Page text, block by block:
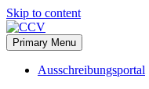
Skip to content
Primary Menu
Ausschreibungsportal